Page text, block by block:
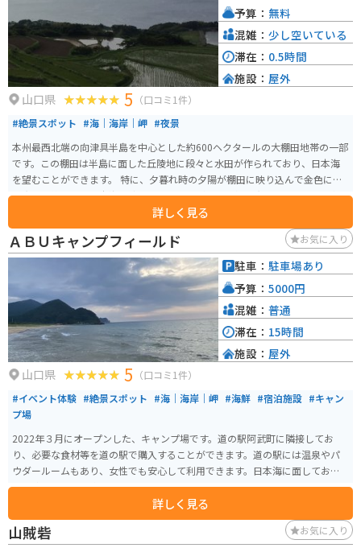
山口県 5 （口コミ1件）
#絶景スポット #海｜海岸｜岬 #夜景
本州最西北端の向津具半島を中心とした約600ヘクタールの大棚田地帯の一部
です。この棚田は半島に面した丘陵地に段々と水田が作られており、日本海
を望むことができます。 特に、夕暮れ時の夕陽が棚田に映り込んで金色に輝
く光景は絶景で、日本海に沈む夕陽と漁火が一面に輝く光景は、見る人を魅
了するものがあります。また、イカ釣りシーズンの5月下旬の夜には、イカ釣
り漁船の漁火を眼下に見渡すことが出来ます。多くの写真家も集まっていま
す。
詳しく見る
予算： 無料
混雑： 少し空いている
滞在： 0.5時間
施設： 屋外
ＡＢＵキャンプフィールド お気に入り
山口県 5 （口コミ1件）
#イベント体験 #絶景スポット #海｜海岸｜岬 #海鮮 #宿泊施設 #キャン
プ場
2022年３月にオープンした、キャンプ場です。道の駅阿武町に隣接してお
り、必要な食材等を道の駅で購入することができます。道の駅には温泉やパ
ウダールームもあり、女性でも安心して利用できます。日本海に面してお
り、釣りや夕陽も楽しめます。
詳しく見る
駐車： 駐車場あり
予算： 5000円
混雑： 普通
滞在： 15時間
施設： 屋外
山賊砦 お気に入り